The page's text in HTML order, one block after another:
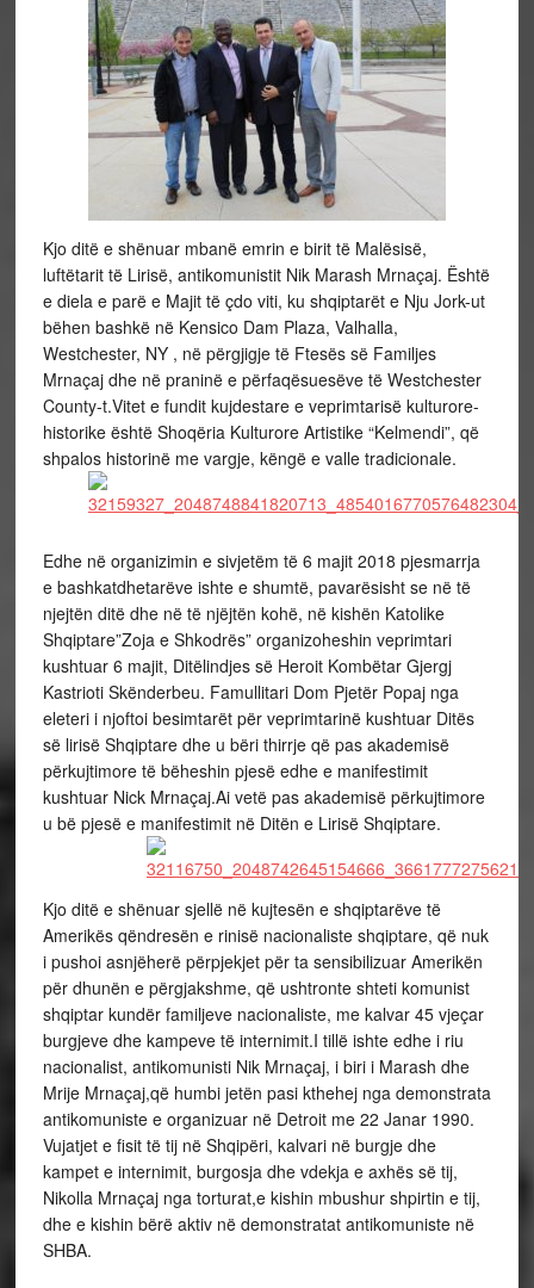
Kjo ditë e shënuar mbanë emrin e birit të Malësisë,
luftëtarit të Lirisë, antikomunistit Nik Marash Mrnaçaj. Është
e diela e parë e Majit të çdo viti, ku shqiptarët e Nju Jork-ut
bëhen bashkë në Kensico Dam Plaza, Valhalla,
Westchester, NY , në përgjigje të Ftesës së Familjes
Mrnaçaj dhe në praninë e përfaqësuesëve të Westchester
County-t.Vitet e fundit kujdestare e veprimtarisë kulturore-
historike është Shoqëria Kulturore Artistike “Kelmendi”, që
shpalos historinë me vargje, këngë e valle tradicionale.
Edhe në organizimin e sivjetëm të 6 majit 2018 pjesmarrja
e bashkatdhetarëve ishte e shumtë, pavarësisht se në të
njejtën ditë dhe në të njëjtën kohë, në kishën Katolike
Shqiptare”Zoja e Shkodrës” organizoheshin veprimtari
kushtuar 6 majit, Ditëlindjes së Heroit Kombëtar Gjergj
Kastrioti Skënderbeu. Famullitari Dom Pjetër Popaj nga
eleteri i njoftoi besimtarët për veprimtarinë kushtuar Ditës
së lirisë Shqiptare dhe u bëri thirrje që pas akademisë
përkujtimore të bëheshin pjesë edhe e manifestimit
kushtuar Nick Mrnaçaj.Ai vetë pas akademisë përkujtimore
u bë pjesë e manifestimit në Ditën e Lirisë Shqiptare.
Kjo ditë e shënuar sjellë në kujtesën e shqiptarëve të
Amerikës qëndresën e rinisë nacionaliste shqiptare, që nuk
i pushoi asnjëherë përpjekjet për ta sensibilizuar Amerikën
për dhunën e përgjakshme, që ushtronte shteti komunist
shqiptar kundër familjeve nacionaliste, me kalvar 45 vjeçar
burgjeve dhe kampeve të internimit.I tillë ishte edhe i riu
nacionalist, antikomunisti Nik Mrnaçaj, i biri i Marash dhe
Mrije Mrnaçaj,që humbi jetën pasi kthehej nga demonstrata
antikomuniste e organizuar në Detroit me 22 Janar 1990.
Vujatjet e fisit të tij në Shqipëri, kalvari në burgje dhe
kampet e internimit, burgosja dhe vdekja e axhës së tij,
Nikolla Mrnaçaj nga torturat,e kishin mbushur shpirtin e tij,
dhe e kishin bërë aktiv në demonstratat antikomuniste në
SHBA.